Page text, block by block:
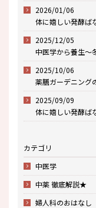
2026/01/06
体に嬉しい発酵ば
2025/12/05
中医学から養生～
2025/10/06
薬膳ガーデニング
2025/09/09
体に嬉しい発酵ば
カテゴリ
中医学
中薬 徹底解説★
婦人科のおはなし